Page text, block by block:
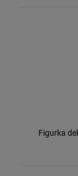
Figurka